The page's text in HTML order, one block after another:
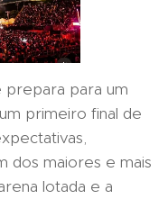
prepara para um
primeiro final de
dos maiores e mais
lotada e a